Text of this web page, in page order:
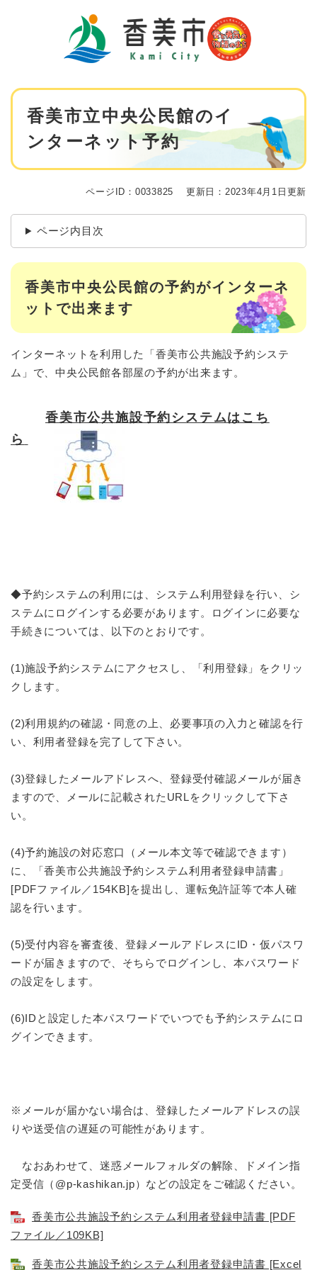
本
香美市立中央公民館のイ
ンターネット予約
ページID：0033825 更新日：2023年4月1日更新
ページ内目次
香美市中央公民館の予約がインターネ
ットで出来ます
インターネットを利用した「香美市公共施設予約システ
ム」で、中央公民館各部屋の予約が出来ます。
香美市公共施設予約システムはこち
ら
◆予約システムの利用には、システム利用登録を行い、シ
ステムにログインする必要があります。ログインに必要な
手続きについては、以下のとおりです。
(1)施設予約システムにアクセスし、「利用登録」をクリッ
クします。
(2)利用規約の確認・同意の上、必要事項の入力と確認を行
い、利用者登録を完了して下さい。
(3)登録したメールアドレスへ、登録受付確認メールが届き
ますので、メールに記載されたURLをクリックして下さ
い。
(4)予約施設の対応窓口（メール本文等で確認できます）
に、「香美市公共施設予約システム利用者登録申請書」
[PDFファイル／154KB]を提出し、運転免許証等で本人確
認を行います。
(5)受付内容を審査後、登録メールアドレスにID・仮パスワ
ードが届きますので、そちらでログインし、本パスワード
の設定をします。
(6)IDと設定した本パスワードでいつでも予約システムにロ
グインできます。
※メールが届かない場合は、登録したメールアドレスの誤
りや送受信の遅延の可能性があります。
なおあわせて、迷惑メールフォルダの解除、ドメイン指
定受信（@p-kashikan.jp）などの設定をご確認ください。
香美市公共施設予約システム利用者登録申請書 [PDF
ファイル／109KB]
香美市公共施設予約システム利用者登録申請書 [Excel